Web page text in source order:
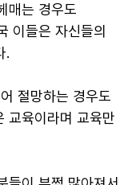
매는 경우도
이들은 자신들의
.
절망하는 경우도
교육이라며 교육만